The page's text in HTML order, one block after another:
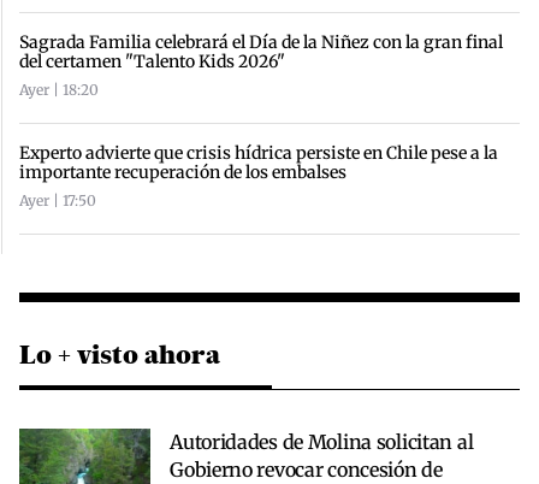
Sagrada Familia celebrará el Día de la Niñez con la gran final
del certamen "Talento Kids 2026"
Ayer | 18:20
Experto advierte que crisis hídrica persiste en Chile pese a la
importante recuperación de los embalses
Ayer | 17:50
Lo + visto ahora
Autoridades de Molina solicitan al
Gobierno revocar concesión de